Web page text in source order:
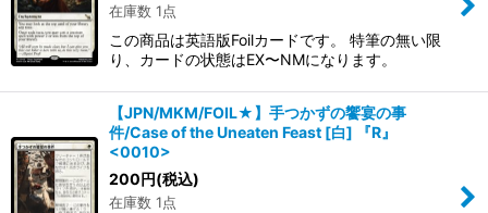
絞り込む
在庫数 1点
この商品は英語版Foilカードです。 特筆の無い限
り、カードの状態はEX〜NMになります。
【JPN/MKM/FOIL★】手つかずの饗宴の事
件/Case of the Uneaten Feast [白] 『R』
<0010>
200円(税込)
在庫数 1点